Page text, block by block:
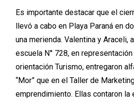
Es importante destacar que el
llevó a cabo en Playa Paraná en
una merienda. Valentina y Araceli,
escuela N° 728, en representación
orientación Turismo, entregaron
“Mor” que en el Taller de
emprendimiento. Ellas contaron la